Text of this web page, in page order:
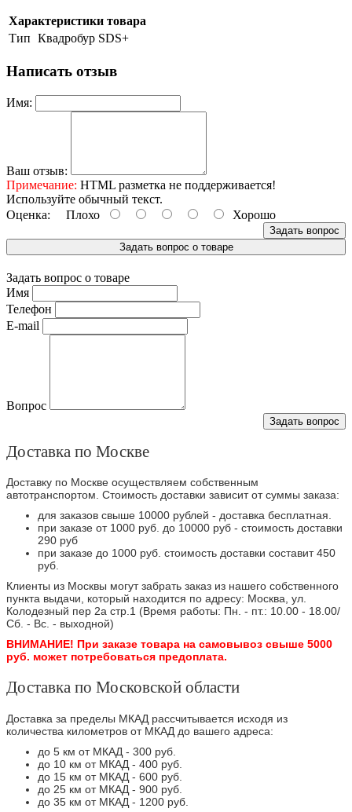
Характеристики товара
Тип Квадробур SDS+
Написать отзыв
Имя:
Ваш отзыв:
Примечание: HTML разметка не поддерживается!
Используйте обычный текст.
Оценка: Плохо Хорошо
Задать вопрос
Задать вопрос о товаре
Задать вопрос о товаре
Имя
Телефон
E-mail
Вопрос
Задать вопрос
Доставка по Москве
Доставку по Москве осуществляем собственным
автотранспортом. Стоимость доставки зависит от суммы заказа:
для заказов свыше 10000 рублей - доставка бесплатная.
при заказе от 1000 руб. до 10000 руб - стоимость доставки
290 руб
при заказе до 1000 руб. стоимость доставки составит 450
руб.
Клиенты из Москвы могут забрать заказ из нашего собственного
пункта выдачи, который находится по адресу: Москва, ул.
Колодезный пер 2а стр.1 (Время работы: Пн. - пт.: 10.00 - 18.00/
Сб. - Вс. - выходной)
ВНИМАНИЕ! При заказе товара на самовывоз свыше 5000
руб. может потребоваться предоплата.
Доставка по Московской области
Доставка за пределы МКАД рассчитывается исходя из
количества километров от МКАД до вашего адреса:
до 5 км от МКАД - 300 руб.
до 10 км от МКАД - 400 руб.
до 15 км от МКАД - 600 руб.
до 25 км от МКАД - 900 руб.
до 35 км от МКАД - 1200 руб.